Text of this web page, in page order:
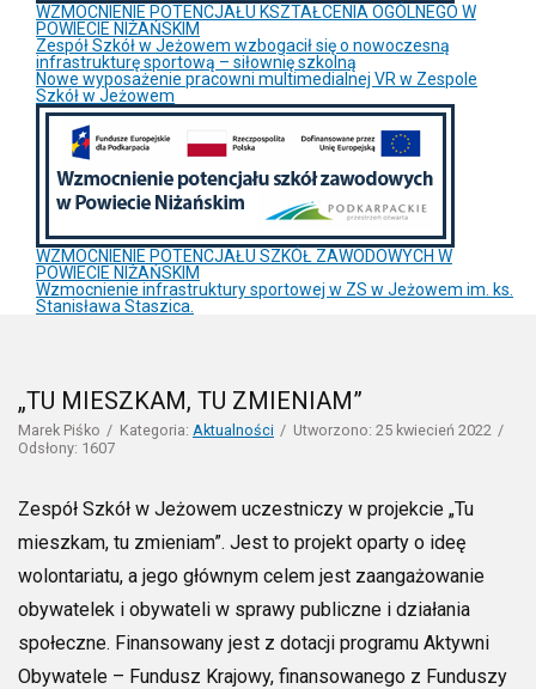
WZMOCNIENIE POTENCJAŁU KSZTAŁCENIA OGÓLNEGO W
POWIECIE NIŻAŃSKIM
Zespół Szkół w Jeżowem wzbogacił się o nowoczesną
infrastrukturę sportową – siłownię szkolną
Nowe wyposażenie pracowni multimedialnej VR w Zespole
Szkół w Jeżowem
WZMOCNIENIE POTENCJAŁU SZKÓŁ ZAWODOWYCH W
POWIECIE NIŻAŃSKIM
Wzmocnienie infrastruktury sportowej w ZS w Jeżowem im. ks.
Stanisława Staszica.
„TU MIESZKAM, TU ZMIENIAM”
Marek Piśko Kategoria: Aktualności
Utworzono: 25 kwiecień 2022
Odsłony: 1607
Zespół Szkół w Jeżowem uczestniczy w projekcie „Tu
mieszkam, tu zmieniam”. Jest to projekt oparty o ideę
wolontariatu, a jego głównym celem jest zaangażowanie
obywatelek i obywateli w sprawy publiczne i działania
społeczne. Finansowany jest z dotacji programu Aktywni
Obywatele – Fundusz Krajowy, finansowanego z Funduszy